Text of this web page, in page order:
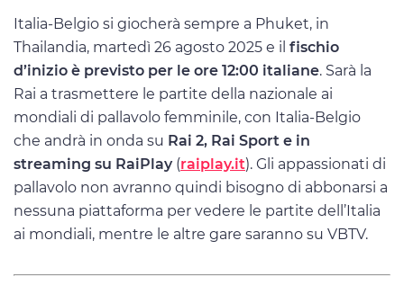
Italia-Belgio si giocherà sempre a Phuket, in
Thailandia, martedì 26 agosto 2025 e il fischio
d’inizio è previsto per le ore 12:00 italiane. Sarà la
Rai a trasmettere le partite della nazionale ai
mondiali di pallavolo femminile, con Italia-Belgio
che andrà in onda su Rai 2, Rai Sport e in
streaming su RaiPlay(raiplay.it). Gli appassionati di
pallavolo non avranno quindi bisogno di abbonarsi a
nessuna piattaforma per vedere le partite dell’Italia
ai mondiali, mentre le altre gare saranno su VBTV.